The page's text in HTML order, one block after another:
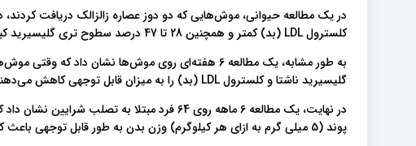
در یک مطالعه حیوانی، موش‌هایی که دو دوز عصاره زالزالک دریافت
کلسترول LDL (بد) کمتر و همچنین 28 تا 47 درصد سطوح تری گلیسیرید کبد کمتری داشتند.
به طور مشابه، یک مطالعه 6 هفته‌ای روی موش‌ها نشان
گلیسیرید ناشتا و کلسترول LDL (بد) را به میزان قابل توجهی کاهش می‌دهند.
پوند (5 میلی گرم به ازای هر کیلوگرم) وزن بدن به طور قابل توجهی باعث کاهش ضخامت پلاک مضر در شریان کاروتید می شود.